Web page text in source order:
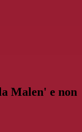
Malen' e non